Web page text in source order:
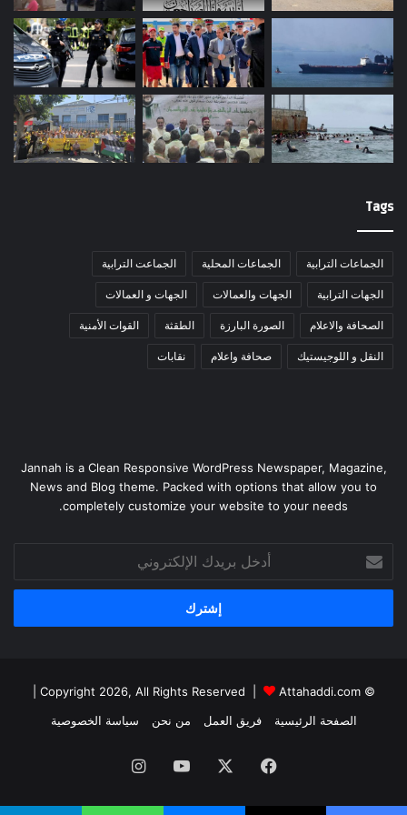
Tags
الجماعات الترابية الجماعات المحلية الجماعت الترابية
الجهات الترابية الجهات والعمالات الجهات و العمالات
الصحافة والاعلام الصورة البارزة الطقثة القوات الأمنية
النقل و اللوجيستيك صحافة واعلام نقابات
Jannah is a Clean Responsive WordPress Newspaper, Magazine,
News and Blog theme. Packed with options that allow you to
completely customize your website to your needs.
أدخل
بريدك
الإلكتروني
© Copyright 2026, All Rights Reserved |
Attahaddi.com
الصفحة الرئيسية
فريق العمل من نحن سياسة الخصوصية
فيسبوك يوتيوب